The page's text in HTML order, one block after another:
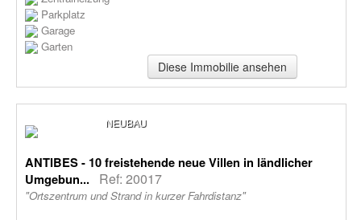
Parkplatz
Garage
Garten
Diese Immobilie ansehen
NEUBAU
ANTIBES - 10 freistehende neue Villen in ländlicher
Umgebun...
Ref: 20017
"Ortszentrum und Strand in kurzer Fahrdistanz"